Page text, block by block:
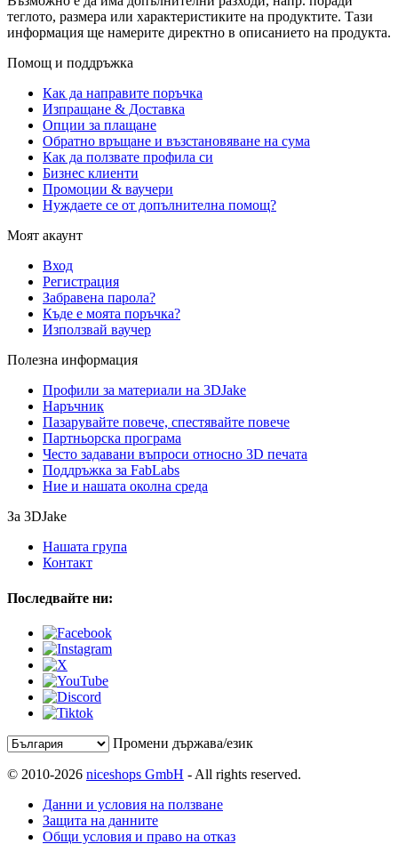
теглото, размера или характеристиките на продуктите. Тази
информация ще намерите директно в описанието на продукта.
Помощ и поддръжка
Как да направите поръчка
Изпращане & Доставка
Опции за плащане
Обратно връщане и възстановяване на сума
Как да ползвате профила си
Бизнес клиенти
Промоции & ваучери
Нуждаете се от допълнителна помощ?
Моят акаунт
Вход
Регистрация
Забравена парола?
Къде е моята поръчка?
Използвай ваучер
Полезна информация
Профили за материали на 3DJake
Наръчник
Пазарувайте повече, спестявайте повече
Партньорска програма
Често задавани въпроси относно 3D печата
Поддръжка за FabLabs
Ние и нашата околна среда
За 3DJake
Нашата група
Контакт
Последвайте ни:
Промени държава/език
© 2010-2026 niceshops GmbH - All rights reserved.
Данни и условия на ползване
Защита на данните
Общи условия и право на отказ